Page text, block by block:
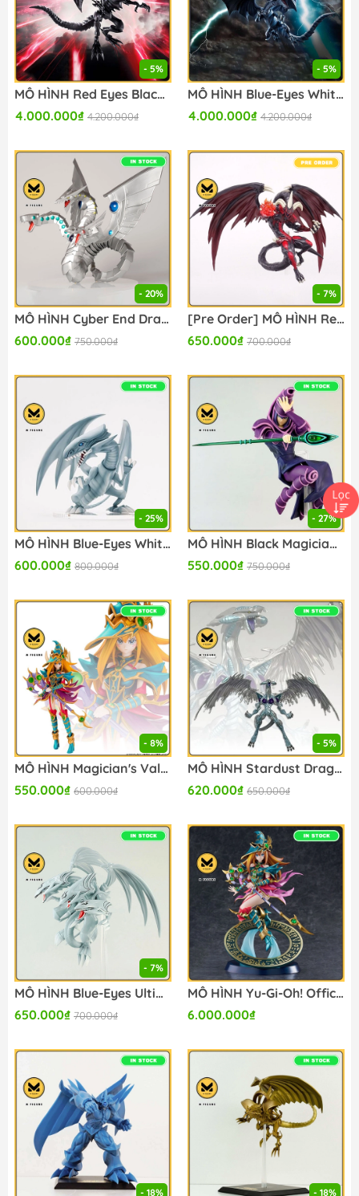
- 5%
MÔ HÌNH Red Eyes Black Dragon - Yu-Gi-Oh! Duel Monsters - S.H.MonsterArts (Bandai Spirits) FIGURE CHÍNH HÃNG
4.000.000₫ 4.200.000₫
- 5%
MÔ HÌNH Blue-Eyes White Dragon - Yu-Gi-Oh! Duel Monsters - S.H.MonsterArts (Bandai Spirits) FIGURE CHÍNH HÃNG
4.000.000₫ 4.200.000₫
- 20%
MÔ HÌNH Cyber End Dragon - Yu-Gi-Oh! Duel Monsters GX - Konami Prize Collection - Monsters LEGION (Konami Amusement) FIGURE CHÍNH HÃNG
600.000₫ 750.000₫
- 7%
[Pre Order] MÔ HÌNH Red Demon's Dragon - Yu-Gi-Oh! 5D's - Konami Prize Collection - Monsters LEGION (Konami Amusement) FIGURE CHÍNH HÃNG
650.000₫ 700.000₫
- 25%
MÔ HÌNH Blue-Eyes White Dragon - Yu-Gi-Oh! Official Card Game - Equal Arts - Konami Prize Collection (Konami Amusement) FIGURE CHÍNH HÃNG
600.000₫ 800.000₫
- 27%
MÔ HÌNH Black Magician - Yu-Gi-Oh! Official Card Game - Equal Arts - Konami Prize Collection (Konami Amusement) FIGURE CHÍNH HÃNG
550.000₫ 750.000₫
- 8%
MÔ HÌNH Magician's Valkyria - Yu-Gi-Oh! Official Card Game - Equal Arts - Konami Prize Collection (Konami Amusement) FIGURE CHÍNH HÃNG
550.000₫ 600.000₫
- 5%
MÔ HÌNH Stardust Dragon - Yu-Gi-Oh! 5D's - Konami Prize Collection - Monsters LEGION (Konami Amusement) FIGURE CHÍNH HÃNG
620.000₫ 650.000₫
- 7%
MÔ HÌNH Blue-Eyes Ultimate Dragon - Yu-Gi-Oh! Official Card Game - Equal Arts - Konami Prize Collection (Konami Amusement) FIGURE CHÍNH HÃNG
650.000₫ 700.000₫
MÔ HÌNH Yu-Gi-Oh! Official Card Game - Magician's Valkyria - Monster Figure Collection - 1/7 (Good Smile Company, Max Factory) FIGURE CHÍNH HÃNG
6.000.000₫
- 18% - 18%